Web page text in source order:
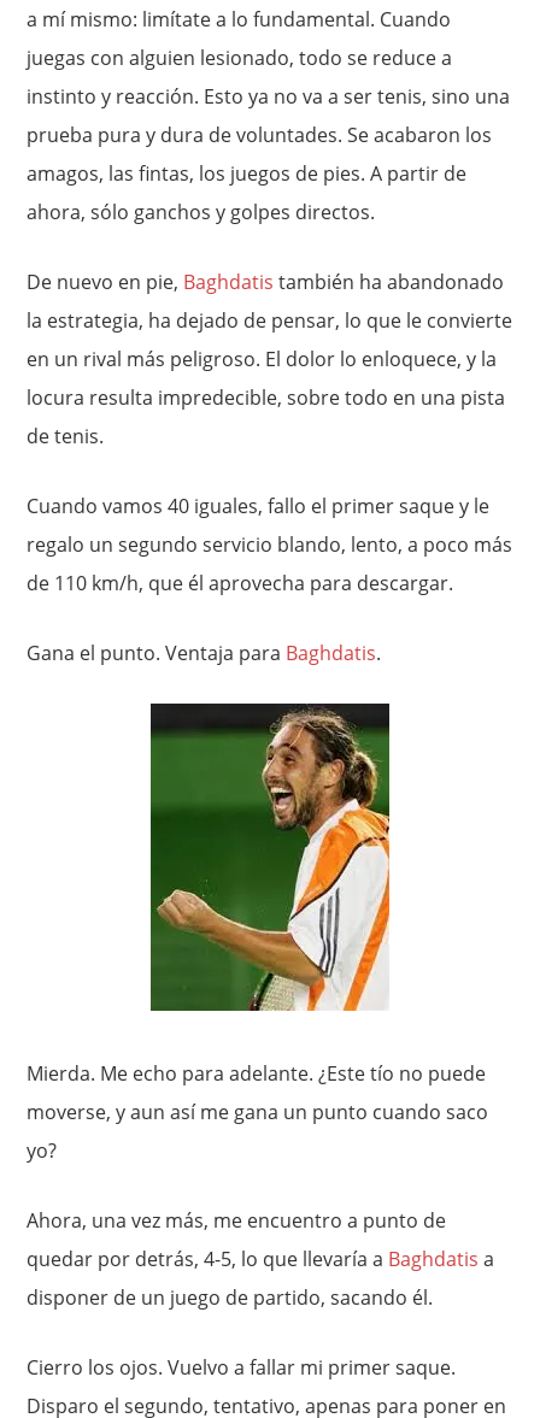
a mí mismo: limítate a lo fundamental. Cuando
juegas con alguien lesionado, todo se reduce a
instinto y reacción. Esto ya no va a ser tenis, sino una
prueba pura y dura de voluntades. Se acabaron los
amagos, las fintas, los juegos de pies. A partir de
ahora, sólo ganchos y golpes directos.
De nuevo en pie, Baghdatis también ha abandonado
la estrategia, ha dejado de pensar, lo que le convierte
en un rival más peligroso. El dolor lo enloquece, y la
locura resulta impredecible, sobre todo en una pista
de tenis.
Cuando vamos 40 iguales, fallo el primer saque y le
regalo un segundo servicio blando, lento, a poco más
de 110 km/h, que él aprovecha para descargar.
Gana el punto. Ventaja para Baghdatis.
Mierda. Me echo para adelante. ¿Este tío no puede
moverse, y aun así me gana un punto cuando saco
yo?
Ahora, una vez más, me encuentro a punto de
quedar por detrás, 4-5, lo que llevaría a Baghdatis a
disponer de un juego de partido, sacando él.
Cierro los ojos. Vuelvo a fallar mi primer saque.
Disparo el segundo, tentativo, apenas para poner en